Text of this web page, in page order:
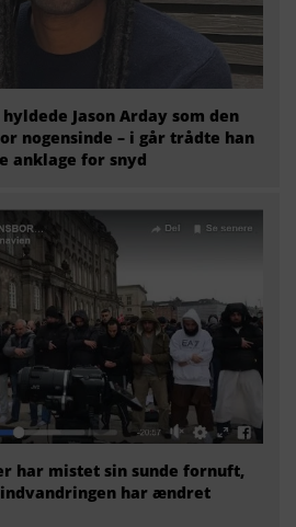
Jason Arday som den
nogensinde – i går trådte han
anklage for snyd
har mistet sin sunde fornuft,
har ændret